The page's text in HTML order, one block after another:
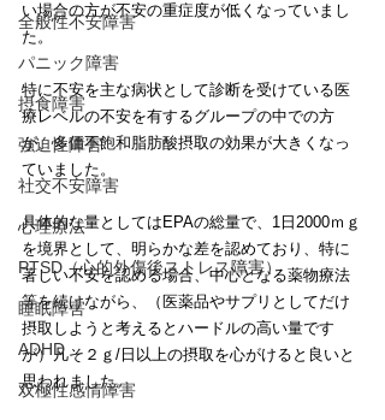
全般性不安障害
パニック障害
摂食障害
強迫性障害
社交不安障害
心理療法
PTSD（心的外傷後ストレス障害）
睡眠障害
ADHD
双極性感情障害
い場合の方が不安の重症度が低くなっていまし
た。
特に不安を主な病状として診断を受けている医
療レベルの不安を有するグループの中での方
が、多価不飽和脂肪酸摂取の効果が大きくなっ
ていました。
具体的な量としてはEPAの総量で、1日2000ｍｇ
を境界として、明らかな差を認めており、特に
著しい不安を認める場合、中心となる薬物療法
等を続けながら、（医薬品やサプリとしてだけ
摂取しようと考えるとハードルの高い量です
が）凡そ２ｇ/日以上の摂取を心がけると良いと
思われました。